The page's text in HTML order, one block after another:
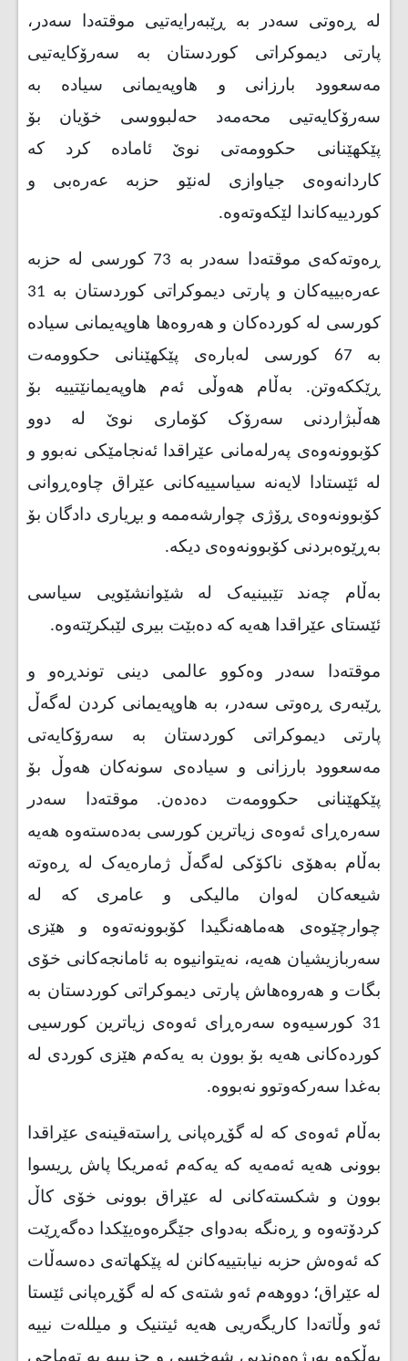
لە ڕەوتی سەدر بە ڕێبەرایەتیی موقتەدا سەدر،
پارتی دیموکراتی کوردستان بە سەرۆکایەتیی
مەسعوود بارزانی و هاوپەیمانی سیادە بە
سەرۆکایەتیی محەمەد حەلبووسی خۆیان بۆ
پێکهێنانی حکوومەتی نوێ ئامادە کرد کە
کاردانەوەی جیاوازی لەنێو حزبە عەرەبی و
کوردییەکاندا لێکەوتەوە.
ڕەوتەکەی موقتەدا سەدر بە 73 کورسی لە حزبە
عەرەبییەکان و پارتی دیموکراتی کوردستان بە 31
کورسی لە کوردەکان و هەروەها هاوپەیمانی سیادە
بە 67 کورسی لەبارەی پێکهێنانی حکوومەت
ڕێککەوتن. بەڵام هەوڵی ئەم هاوپەیمانێتییە بۆ
هەڵبژاردنی سەرۆک کۆماری نوێ لە دوو
کۆبوونەوەی پەرلەمانی عێراقدا ئەنجامێکی نەبوو و
لە ئێستادا لایەنە سیاسییەکانی عێراق چاوەڕوانی
کۆبوونەوەی ڕۆژی چوارشەممە و بڕیاری دادگان بۆ
بەڕێوەبردنی کۆبوونەوەی دیکە.
بەڵام چەند تێبینیەک لە شێوانشێویی سیاسی
ئێستای عێراقدا هەیە کە دەبێت بیری لێبکرێتەوە.
موقتەدا سەدر وەکوو عالمی دینی توندڕەو و
ڕێبەری ڕەوتی سەدر، بە هاوپەیمانی کردن لەگەڵ
پارتی دیموکراتی کوردستان بە سەرۆکایەتی
مەسعوود بارزانی و سیادەی سونەکان هەوڵ بۆ
پێکهێنانی حکوومەت دەدەن. موقتەدا سەدر
سەرەڕای ئەوەی زیاترین کورسی بەدەستەوە هەیە
بەڵام بەهۆی ناکۆکی لەگەڵ ژمارەیەک لە ڕەوتە
شیعەکان لەوان مالیکی و عامری کە لە
چوارچێوەی هەماهەنگیدا کۆبوونەتەوە و هێزی
سەربازیشیان هەیە، نەیتوانیوە بە ئامانجەکانی خۆی
بگات و هەروەهاش پارتی دیموکراتی کوردستان بە
31 کورسیەوە سەرەڕای ئەوەی زیاترین کورسیی
کوردەکانی هەیە بۆ بوون بە یەکەم هێزی کوردی لە
بەغدا سەرکەوتوو نەبووە.
بەڵام ئەوەی کە لە گۆڕەپانی ڕاستەقینەی عێراقدا
بوونی هەیە ئەمەیە کە یەکەم ئەمریکا پاش ڕیسوا
بوون و شکستەکانی لە عێراق بوونی خۆی کاڵ
کردۆتەوە و ڕەنگە بەدوای جێگرەوەیێکدا دەگەڕێت
کە ئەوەش حزبە نیابتییەکانن لە پێکهاتەی دەسەڵات
لە عێراق؛ دووهەم ئەو شتەی کە لە گۆڕەپانی ئێستا
ئەو وڵاتەدا کاریگەریی هەیە ئیتنیک و میللەت نییە